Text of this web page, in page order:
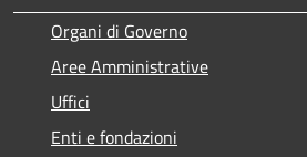
Organi di Governo
Aree Amministrative
Uffici
Enti e fondazioni